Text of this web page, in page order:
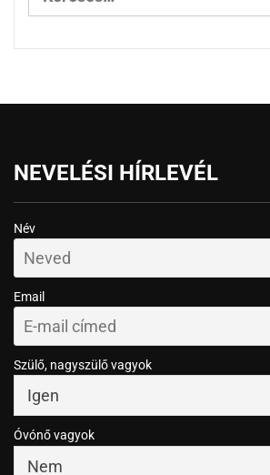
NEVELÉSI HÍRLEVÉL
Név
Email
Szülő, nagyszülő vagyok
Óvónő vagyok